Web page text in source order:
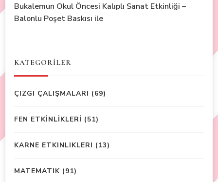
Bukalemun Okul Öncesi Kalıplı Sanat Etkinliği –
Balonlu Poşet Baskısı ile
KATEGORİLER
ÇIZGI ÇALIŞMALARI (69)
FEN ETKİNLİKLERİ (51)
KARNE ETKINLIKLERI (13)
MATEMATIK (91)